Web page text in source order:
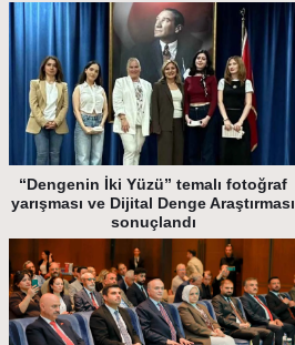
“Dengenin İki Yüzü” temalı fotoğraf
yarışması ve Dijital Denge Araştırması
sonuçlandı